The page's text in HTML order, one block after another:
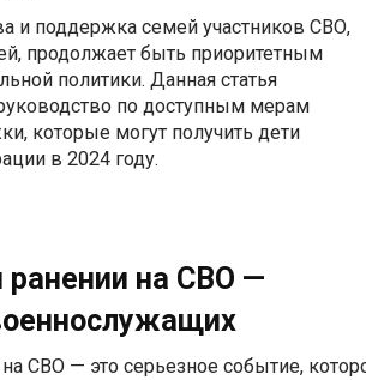
и поддержка семей участников СВО,
продолжает быть приоритетным
политики. Данная статья
по доступным мерам
которые могут получить дети
в 2024 году.
на СВО —
СВО — это серьезное событие,